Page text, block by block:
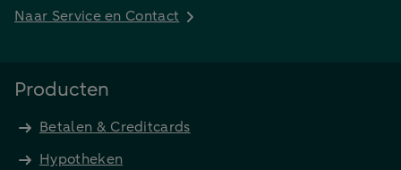
Naar Service en Contact
Producten
Betalen & Creditcards
Hypotheken